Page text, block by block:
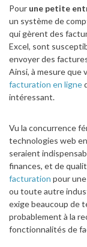
Pour une petite
un système de
qui gèrent des
Excel, sont
envoyer des
Ainsi, à mesure que
facturation en ligne
intéressant.
Vu la concurrence
technologies web
seraient
finances, et de
facturation pour
ou toute autre
exige beaucoup de
probablement à la
fonctionnalités de